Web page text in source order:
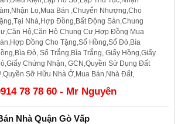
Lo,Mua Bán ,Chuyển Nhượng,Cho
Nhà,Hợp Đồng,Bất Động Sản,Chung
Hộ,Căn Hộ Chung Cư,Hợp Đồng Mua
Đồng Cho Tặng,Sổ Hồng,Sổ Đỏ,Bìa
Đỏ, Sổ Trắng,Bìa Trắng, Giấy Hồng,Giấy
Chứng Nhận, GCN,Quyền Sử Dụng Đất
Sỡ Hữu Nhà Ở,Mua Bán,Nhà Đất,
78 78 60 - Mr Nguyên
Nhà Quận Gò Vấp